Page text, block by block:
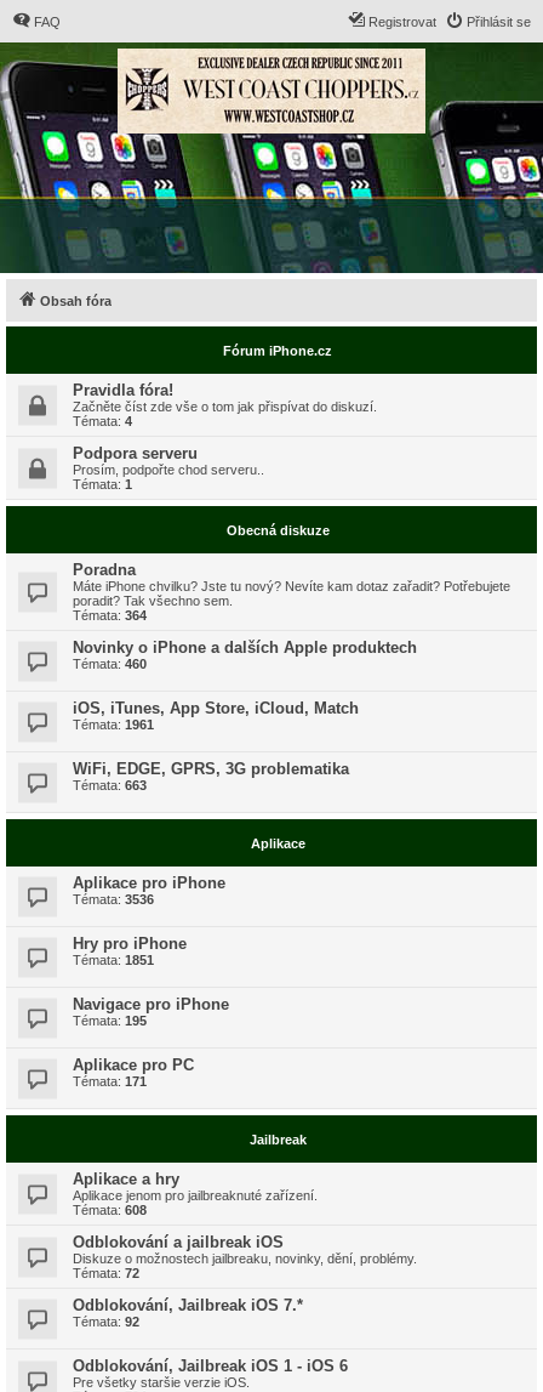
FAQ Přihlásit se
Registrovat
Obsah fóra
Fórum iPhone.cz
Pravidla fóra!
Začněte číst zde vše o tom jak přispívat do diskuzí.
Témata: 4
Podpora serveru
Prosím, podpořte chod serveru..
Témata: 1
Obecná diskuze
Poradna
Máte iPhone chvilku? Jste tu nový? Nevíte kam dotaz zařadit? Potřebujete
poradit? Tak všechno sem.
Témata: 364
Novinky o iPhone a dalších Apple produktech
Témata: 460
iOS, iTunes, App Store, iCloud, Match
Témata: 1961
WiFi, EDGE, GPRS, 3G problematika
Témata: 663
Aplikace
Aplikace pro iPhone
Témata: 3536
Hry pro iPhone
Témata: 1851
Navigace pro iPhone
Témata: 195
Aplikace pro PC
Témata: 171
Jailbreak
Aplikace a hry
Aplikace jenom pro jailbreaknuté zařízení.
Témata: 608
Odblokování a jailbreak iOS
Diskuze o možnostech jailbreaku, novinky, dění, problémy.
Témata: 72
Odblokování, Jailbreak iOS 7.*
Témata: 92
Odblokování, Jailbreak iOS 1 - iOS 6
Pre všetky staršie verzie iOS.